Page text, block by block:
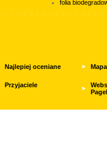
folia
Najlepiej oceniane
Przyjaciele